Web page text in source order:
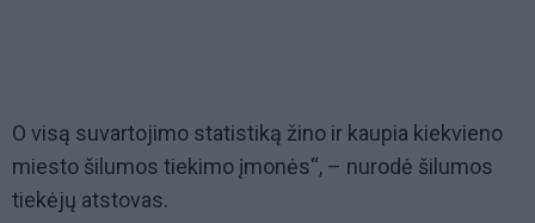
O visą suvartojimo statistiką žino ir kaupia kiekvieno
miesto šilumos tiekimo įmonės“, – nurodė šilumos
tiekėjų atstovas.